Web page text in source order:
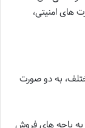
های امنیتی،
به دو صورت
به باجه های فروش